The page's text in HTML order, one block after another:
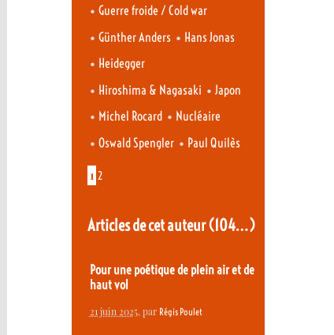
• Guerre froide / Cold war
• Günther Anders • Hans Jonas
• Heidegger
• Hiroshima & Nagasaki •Japon
• Michel Rocard • Nucléaire
• Oswald Spengler • Paul Quilès
1 2
Articles de cet auteur(104…)
Pour une poétique de plein air et de
haut vol
21 juin 2025, par Régis Poulet